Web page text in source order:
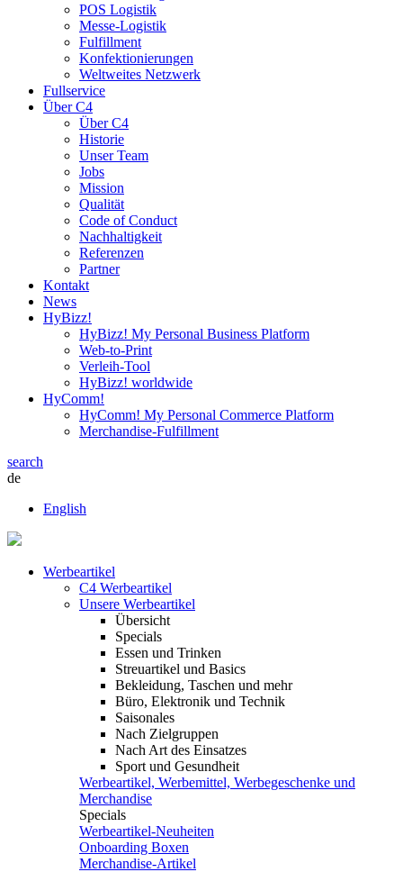
POS Logistik
Messe-Logistik
Fulfillment
Konfektionierungen
Weltweites Netzwerk
Fullservice
Über C4
Über C4
Historie
Unser Team
Jobs
Mission
Qualität
Code of Conduct
Nachhaltigkeit
Referenzen
Partner
Kontakt
News
HyBizz!
HyBizz! My Personal Business Platform
Web-to-Print
Verleih-Tool
HyBizz! worldwide
HyComm!
HyComm! My Personal Commerce Platform
Merchandise-Fulfillment
search
de
English
Werbeartikel
C4 Werbeartikel
Unsere Werbeartikel
Übersicht
Specials
Essen und Trinken
Streuartikel und Basics
Bekleidung, Taschen und mehr
Büro, Elektronik und Technik
Saisonales
Nach Zielgruppen
Nach Art des Einsatzes
Sport und Gesundheit
Werbeartikel, Werbemittel, Werbegeschenke und
Merchandise
Specials
Werbeartikel-Neuheiten
Onboarding Boxen
Merchandise-Artikel